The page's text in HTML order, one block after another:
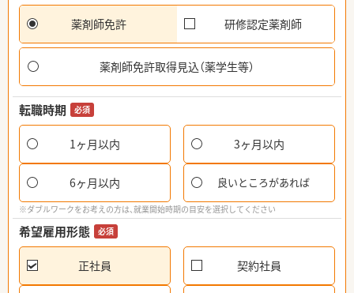
薬剤師免許 研修認定薬剤師
薬剤師免許取得見込（薬学生等）
転職時期 必須
1ヶ月以内 3ヶ月以内
6ヶ月以内 良いところがあれば
※ダブルワークをお考えの方は、就業開始時期の目安を選択してください
希望雇用形態 必須
正社員 契約社員